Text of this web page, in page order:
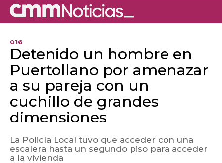
016
Detenido un hombre en
Puertollano por amenazar
a su pareja con un
cuchillo de grandes
dimensiones
La Policía Local tuvo que acceder con una
escalera hasta un segundo piso para acceder
a la vivienda